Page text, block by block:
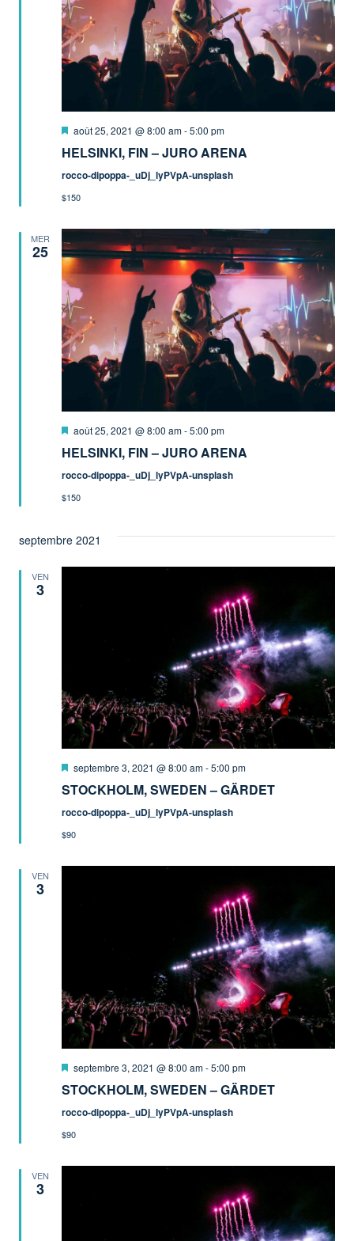
Mis
avant
août 25, 2021 @ 8:00 am-5:00 pm
HELSINKI, FIN – JURO ARENA
rocco-dipoppa-_uDj_lyPVpA-unsplash
$150
MER
25
Mis
avant
août 25, 2021 @ 8:00 am-5:00 pm
HELSINKI, FIN – JURO ARENA
rocco-dipoppa-_uDj_lyPVpA-unsplash
$150
septembre 2021
VEN
3
Mis
avant
septembre 3, 2021 @ 8:00 am-5:00 pm
STOCKHOLM, SWEDEN – GÄRDET
rocco-dipoppa-_uDj_lyPVpA-unsplash
$90
VEN
3
Mis
avant
septembre 3, 2021 @ 8:00 am-5:00 pm
STOCKHOLM, SWEDEN – GÄRDET
rocco-dipoppa-_uDj_lyPVpA-unsplash
$90
VEN
3